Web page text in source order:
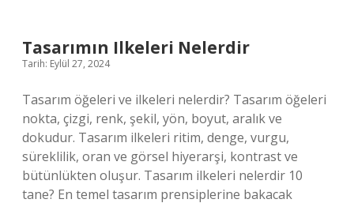
Tasarımın Ilkeleri Nelerdir
Tarih: Eylül 27, 2024
Tasarım öğeleri ve ilkeleri nelerdir? Tasarım öğeleri
nokta, çizgi, renk, şekil, yön, boyut, aralık ve
dokudur. Tasarım ilkeleri ritim, denge, vurgu,
süreklilik, oran ve görsel hiyerarşi, kontrast ve
bütünlükten oluşur. Tasarım ilkeleri nelerdir 10
tane? En temel tasarım prensiplerine bakacak